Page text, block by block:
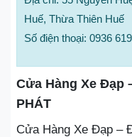
Huế, Thừa Thiên Huế
Số điện thoại: 0936
Cửa Hàng Xe Đạp
PHÁT
Cửa Hàng Xe Đạp –